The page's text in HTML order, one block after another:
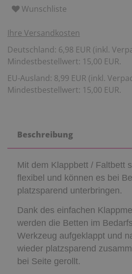
Wunschliste
Ihre Versandkosten
Deutschland: 6,98 EUR (inkl.
Mindestbestellwert: 15,00 EUR.
EU-Ausland: 8,99 EUR (inkl.
Mindestbestellwert: 15,00 EUR.
Beschreibung
Mit dem Klappbett / Faltbett
flexibel und können es bei
platzsparend unterbringen.
Dank des einfachen
werden die Betten im
Werkzeug aufgeklappt und
wieder platzsparend
bei Seite gerollt.